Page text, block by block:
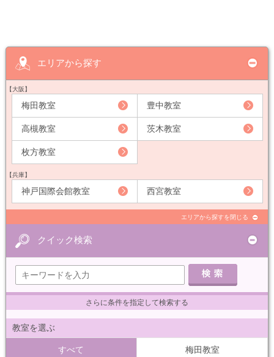
エリアから探す
【大阪】
梅田教室 豊中教室
高槻教室 茨木教室
枚方教室
【兵庫】
神戸国際会館教室 西宮教室
エリアから探すを閉じる
クイック検索
さらに条件を指定して検索する
教室を選ぶ
すべて 梅田教室